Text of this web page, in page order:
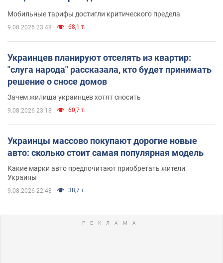
Мобильные тарифы достигли критического предела
9.08.2026 23:48 68,1 т.
Украинцев планируют отселять из квартир:
"слуга народа" рассказала, кто будет принимать
решение о сносе домов
Зачем жилища украинцев хотят сносить
9.08.2026 23:18 60,7 т.
Украинцы массово покупают дорогие новые
авто: сколько стоит самая популярная модель
Какие марки авто предпочитают приобретать жители
Украины
9.08.2026 22:48 38,7 т.